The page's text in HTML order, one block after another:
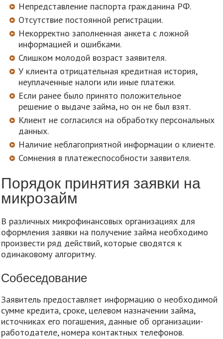
Непредставление паспорта гражданина РФ.
Отсутствие постоянной регистрации.
Некорректно заполненная анкета с ложной
информацией и ошибками.
Слишком молодой возраст заявителя.
У клиента отрицательная кредитная история,
неуплаченные налоги или иные платежи.
Если ранее было принято положительное
решение о выдаче займа, но он не был взят.
Клиент не согласился на обработку персональных
данных.
Наличие неблагоприятной информации о клиенте.
Сомнения в платежеспособности заявителя.
Порядок принятия заявки на
микрозайм
В различных микрофинансовых организациях для
оформления заявки на получение займа необходимо
произвести ряд действий, которые сводятся к
одинаковому алгоритму.
Собеседование
Заявитель предоставляет информацию о необходимой
сумме кредита, сроке, целевом назначении займа,
источниках его погашения, данные об организации-
работодателе, номера контактных телефонов.